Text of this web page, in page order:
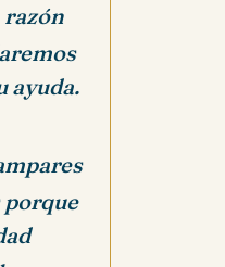
razón
ayuda.